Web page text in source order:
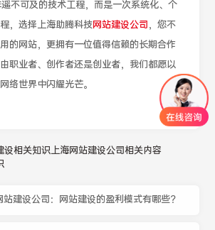
不可及的技术工程，而是一次系统化、个
，选择上海助腾科技网站建设公司，您不
的网站，更拥有一位值得信赖的长期合作
职业者、创作者还是创业者，我们都愿以
络世界中闪耀光芒。
设相关知识上海网站建设公司相关内容
站建设公司：网站建设的盈利模式有哪些？